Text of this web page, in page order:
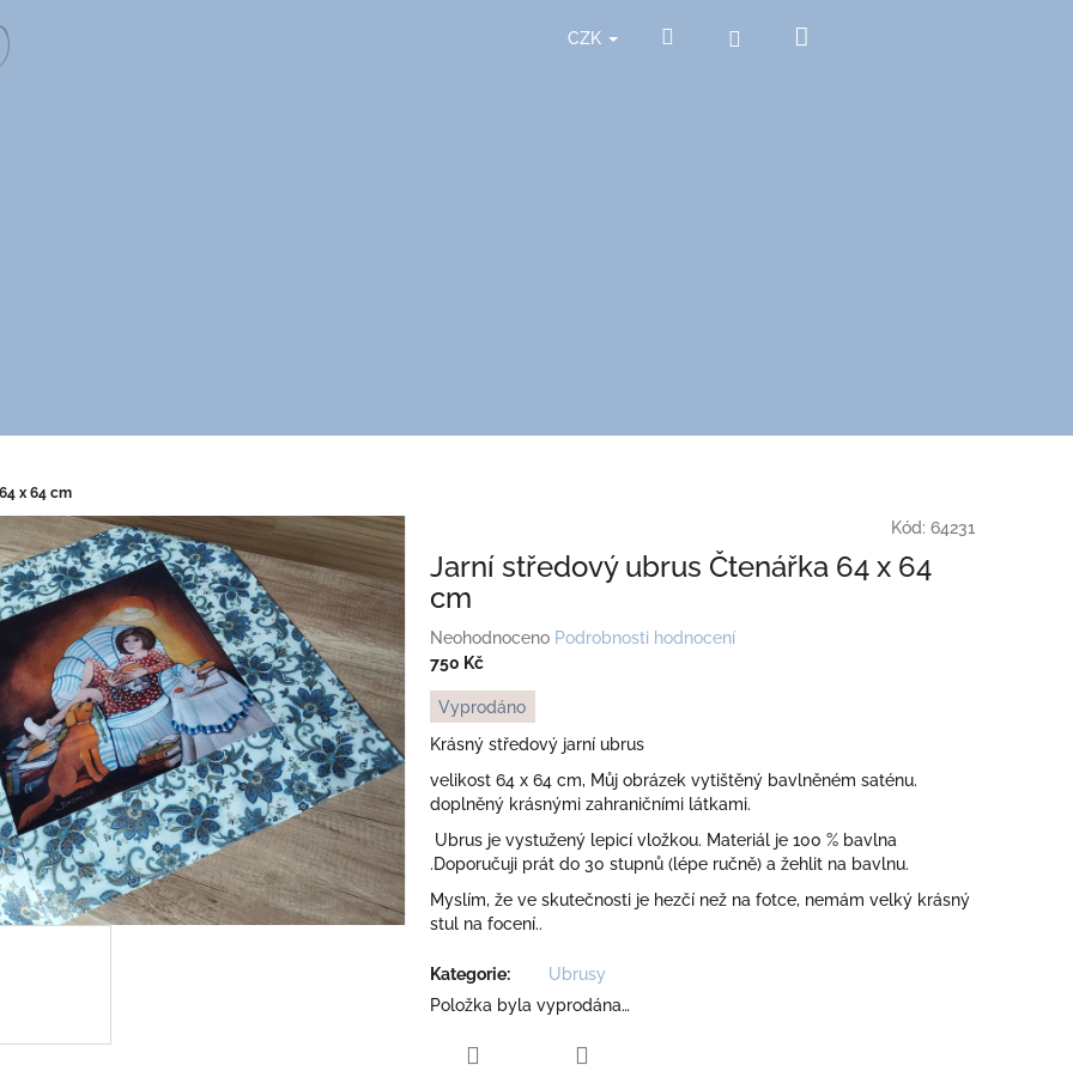
CZK Hledat Přihlášení
x 64 cm
Kód: 64231
Jarní středový ubrus Čtenářka 64 x 64
cm
Průměrné
hodnocení
je
0,0
z
5
hvězdiček.
Neohodnoceno Podrobnosti hodnocení
750 Kč
Měrná
cena:
Vyprodáno
Krásný středový jarní ubrus
velikost 64 x 64 cm, Můj obrázek vytištěný bavlněném saténu.
doplněný krásnými zahraničními látkami.
Ubrus je vystužený lepicí vložkou. Materiál je 100 % bavlna
.Doporučuji prát do 30 stupnů (lépe ručně) a žehlit na bavlnu.
Myslím, že ve skutečnosti je hezčí než na fotce, nemám velký krásný
stul na focení..
Kategorie:
Ubrusy
Položka byla vyprodána…